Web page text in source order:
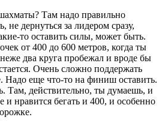
Там надо правильно
не дернуться за лидером сразу,
то оставить силы, может быть.
от 400 до 600 метров, когда ты
два круга пробежал и вроде бы
Очень сложно поддержать
Надо еще что-то на финиш оставить.
Там, действительно, ты думаешь, и
нравится бегать и 400, и особенно